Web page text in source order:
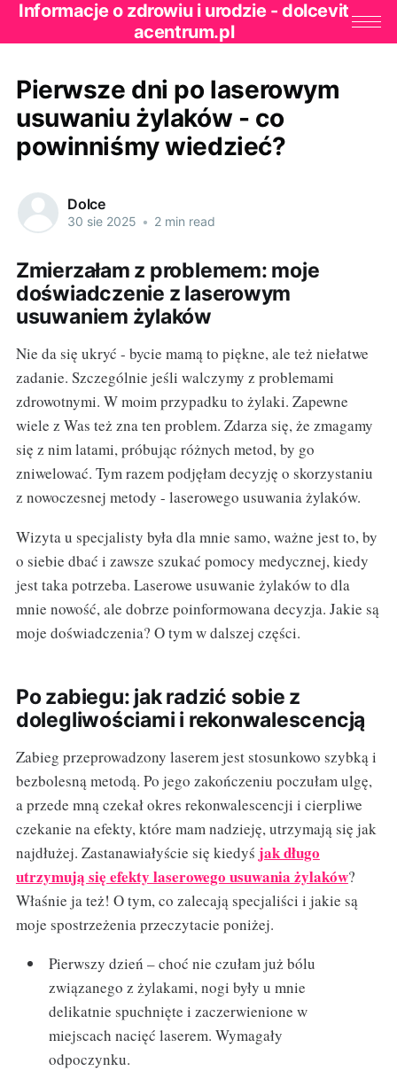
Informacje o zdrowiu i urodzie - dolcevit
acentrum.pl
Pierwsze dni po laserowym
usuwaniu żylaków - co
powinniśmy wiedzieć?
Dolce
30 sie 2025 • 2 min read
Zmierzałam z problemem: moje
doświadczenie z laserowym
usuwaniem żylaków
Nie da się ukryć - bycie mamą to piękne, ale też niełatwe
zadanie. Szczególnie jeśli walczymy z problemami
zdrowotnymi. W moim przypadku to żylaki. Zapewne
wiele z Was też zna ten problem. Zdarza się, że zmagamy
się z nim latami, próbując różnych metod, by go
zniwelować. Tym razem podjęłam decyzję o skorzystaniu
z nowoczesnej metody - laserowego usuwania żylaków.
Wizyta u specjalisty była dla mnie samo, ważne jest to, by
o siebie dbać i zawsze szukać pomocy medycznej, kiedy
jest taka potrzeba. Laserowe usuwanie żylaków to dla
mnie nowość, ale dobrze poinformowana decyzja. Jakie są
moje doświadczenia? O tym w dalszej części.
Po zabiegu: jak radzić sobie z
dolegliwościami i rekonwalescencją
Zabieg przeprowadzony laserem jest stosunkowo szybką i
bezbolesną metodą. Po jego zakończeniu poczułam ulgę,
a przede mną czekał okres rekonwalescencji i cierpliwe
czekanie na efekty, które mam nadzieję, utrzymają się jak
najdłużej. Zastanawiałyście się kiedyś jak długo
utrzymują się efekty laserowego usuwania żylaków?
Właśnie ja też! O tym, co zalecają specjaliści i jakie są
moje spostrzeżenia przeczytacie poniżej.
Pierwszy dzień – choć nie czułam już bólu
związanego z żylakami, nogi były u mnie
delikatnie spuchnięte i zaczerwienione w
miejscach nacięć laserem. Wymagały
odpoczynku.